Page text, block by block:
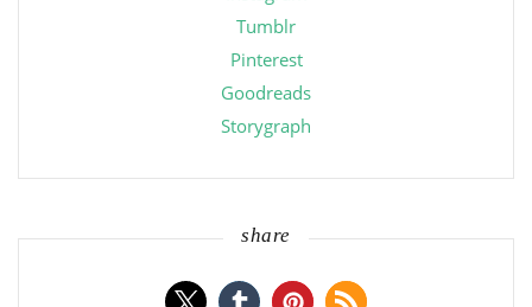
Tumblr
Pinterest
Goodreads
Storygraph
share